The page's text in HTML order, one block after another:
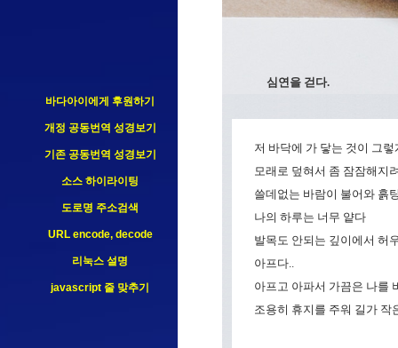
바다아이에게 후원하기
개정 공동번역 성경보기
기존 공동번역 성경보기
소스 하이라이팅
도로명 주소검색
URL encode, decode
리눅스 설명
javascript 줄 맞추기
심연을 걷다.
저 바닥에 가 닿는 것이 그
모래로 덮혀서 좀 잠잠해지
쓸데없는 바람이 불어와 흙
나의 하루는 너무 얕다
발목도 안되는 깊이에서 허
아프다..
아프고 아파서 가끔은 나를
조용히 휴지를 주워 길가 작